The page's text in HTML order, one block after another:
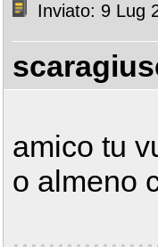
Inviato: 9 Lug
amico tu
o almeno